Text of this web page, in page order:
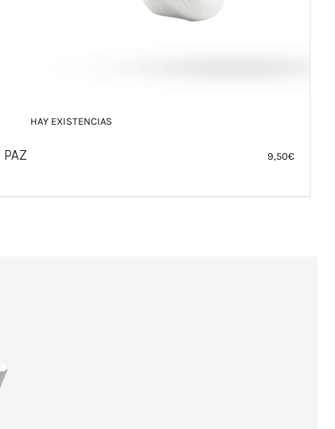
HAY EXISTENCIAS
ANTIBACTERIANO AMARILLO 8,95